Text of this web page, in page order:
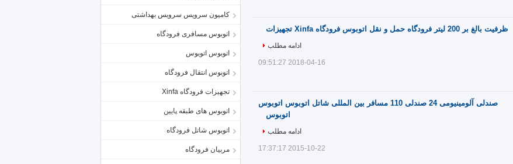
کامیون سرویس سرویس بهداشتی
اتوبوس مسافری فرودگاه
اتوبوس اتوبوس
اتوبوس انتقال فرودگاه
تجهیزات فرودگاه Xinfa
اتوبوس های طبقه پایین
اتوبوس شاتل فرودگاه
مربیان فرودگاه
ظرفیت بالغ بر 200 لیتر فرودگاه حمل و نقل اتوبوس فرودگاه Xinfa تجهیزات
ادامه مطلب
2018-04-16 09:51:27
صندلی آلومینیومی 24 صندلی 110 مسافر بین المللی شاتل اتوبوس اتوبوس
اتوبوس
ادامه مطلب
2015-10-22 17:37:17